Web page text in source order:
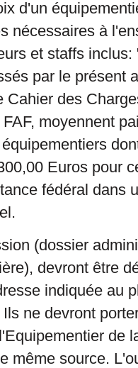
d'un
nécessaires à
et staffs inclus:
par le présent
Cahier des
moyennent
Euros pour
fédéral dans
(dossier
devront être
indiquée au
ne devront
de
même source.